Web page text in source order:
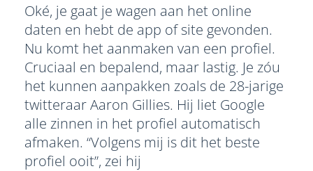
Oké, je gaat je wagen aan het online
daten en hebt de app of site gevonden.
Nu komt het aanmaken van een profiel.
Cruciaal en bepalend, maar lastig. Je zóu
het kunnen aanpakken zoals de 28-jarige
twitteraar Aaron Gillies. Hij liet Google
alle zinnen in het profiel automatisch
afmaken. “Volgens mij is dit het beste
profiel ooit”, zei hij